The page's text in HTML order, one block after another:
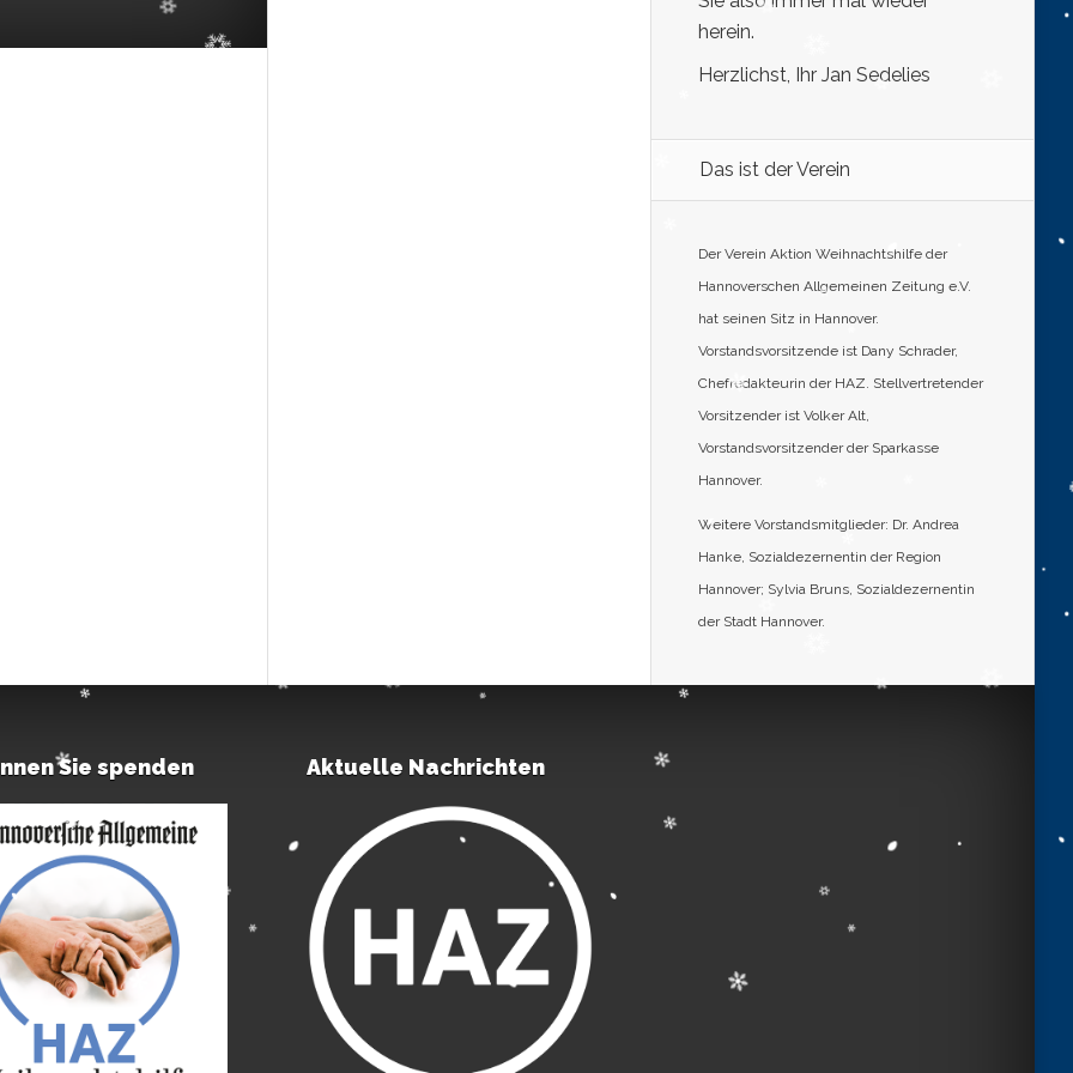
herein.
Herzlichst, Ihr Jan Sedelies
Das ist der Verein
Der Verein Aktion Weihnachtshilfe der
Hannoverschen Allgemeinen Zeitung e.V.
hat seinen Sitz in Hannover.
Vorstandsvorsitzende ist Dany Schrader,
Chefredakteurin der HAZ. Stellvertretender
Vorsitzender ist Volker Alt,
Vorstandsvorsitzender der Sparkasse
Hannover.
Weitere Vorstandsmitglieder: Dr. Andrea
Hanke, Sozialdezernentin der Region
Hannover; Sylvia Bruns, Sozialdezernentin
der Stadt Hannover.
Sie spenden Aktuelle Nachrichten